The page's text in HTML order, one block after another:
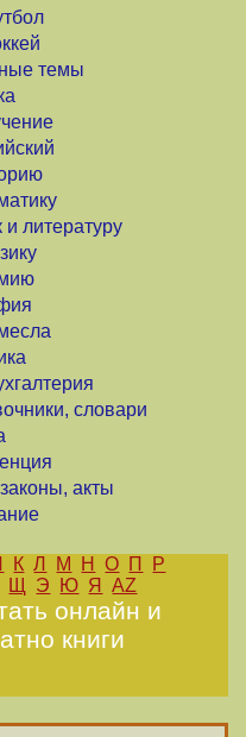
темы
литературу
словари
акты
К Л М Н О П
Р
Щ Э Ю Я AZ
онлайн и
книги